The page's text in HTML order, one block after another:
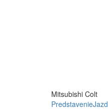
Mitsubishi Colt
Predstavenie